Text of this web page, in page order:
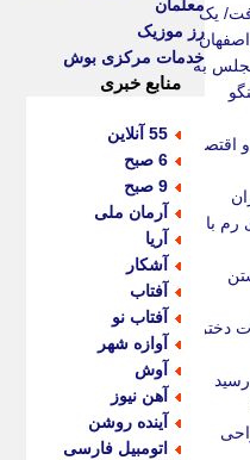
یک
به
رم با
دختر
معلمان
رز موزیک
خدمات مرکزی بوش
منابع خبری
55 آنلاین
6 صبح
9 صبح
آرمان ملی
آریا
آشکار
آفتاب
آفتاب نو
آوازه شهر
آوش
آهن نیوز
آینده روشن
اتومبیل فارسی